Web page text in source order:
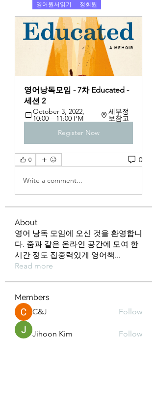
영어원서읽기 정회원
영어낭독모임 - 7차 Educated -
세션 2
October 3, 2022,
10:00 – 11:00 PM
세부정
보참고
Register Now
0 0
Write a comment...
About
영어 낭독 모임에 오신 것을 환영합니
다. 줌과 같은 온라인 공간에 모여 한
시간 정도 집중력있게 영어책...
Read more
Members
C&J
Follow
Jihoon Kim Follow